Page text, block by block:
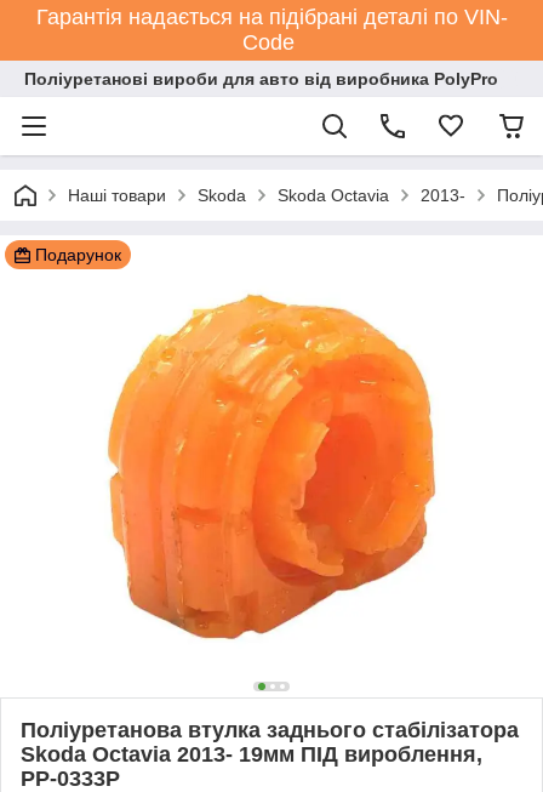
Гарантія надається на підібрані деталі по VIN-
Code
Поліуретанові вироби для авто від виробника PolyPro
Наші товари Skoda Skoda Octavia 2013-
Подарунок
Поліуретанова втулка заднього стабілізатора
Skoda Octavia 2013- 19мм ПІД вироблення,
PP-0333P